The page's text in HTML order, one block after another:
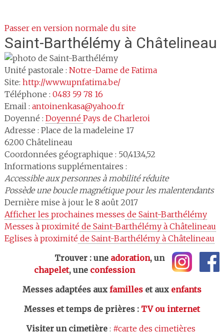
Passer en version normale du site
Saint-Barthélémyà Châtelineau
Unité pastorale : Notre-Dame de Fatima
Site: http://www.upnfatima.be/
Téléphone : 0483 59 78 16
Email : antoinenkasa@yahoo.fr
Doyenné : Doyenné Pays de Charleroi
Adresse : Place de la madeleine 17
6200 Châtelineau
Coordonnées géographique : 50,413:4,52
Informations supplémentaires :
Accessible aux personnes à mobilité réduite
Possède une boucle magnétique pour les malentendants
Dernière mise à jour le 8 août 2017
Afficher les prochaines messes de Saint-Barthélémy
Messes à proximité de Saint-Barthélémy à Châtelineau
Eglises à proximité de Saint-Barthélémy à Châtelineau
Trouver : une adoration, un
chapelet, une confession
Messes adaptées aux familleset aux enfants
Messes et temps de prières: TV ou internet
Visiter un cimetière: #carte des cimetières